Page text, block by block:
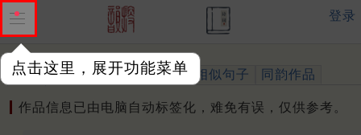
点击这里，展开功能菜单
登录
作品 标注四声 出处、引用 相似句子 同韵作品
作品信息已由电脑自动标签化，难免有误，仅供参考。